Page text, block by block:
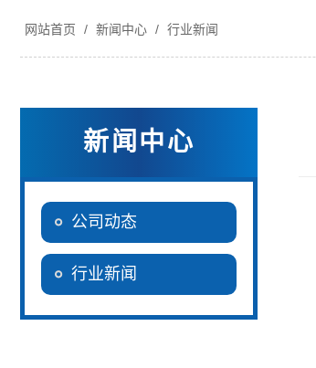
网站首页 / 新闻中心 / 行业新闻
新闻中心
公司动态
行业新闻